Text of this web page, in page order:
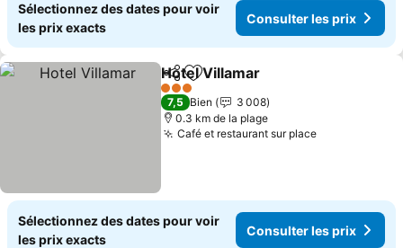
Sélectionnez des dates pour voir
les prix exacts
Consulter les prix
PartagerAjouter à mes favoris
Hotel Villamar
3 Étoiles
7,5 Bien
3 008
0.3 km de la plage
Café et restaurant sur placeConsulter
Sélectionnez des dates pour voir
les prix exacts
Consulter les prix